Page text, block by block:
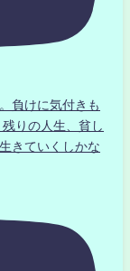
負けに気付きも
りの人生、貧し
きていくしかな